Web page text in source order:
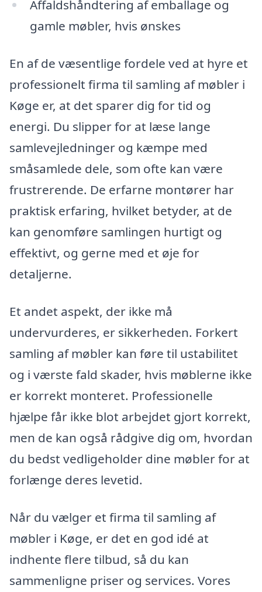
Affaldshåndtering af emballage og
gamle møbler, hvis ønskes
En af de væsentlige fordele ved at hyre et
professionelt firma til samling af møbler i
Køge er, at det sparer dig for tid og
energi. Du slipper for at læse lange
samlevejledninger og kæmpe med
småsamlede dele, som ofte kan være
frustrerende. De erfarne montører har
praktisk erfaring, hvilket betyder, at de
kan genomføre samlingen hurtigt og
effektivt, og gerne med et øje for
detaljerne.
Et andet aspekt, der ikke må
undervurderes, er sikkerheden. Forkert
samling af møbler kan føre til ustabilitet
og i værste fald skader, hvis møblerne ikke
er korrekt monteret. Professionelle
hjælpe får ikke blot arbejdet gjort korrekt,
men de kan også rådgive dig om, hvordan
du bedst vedligeholder dine møbler for at
forlænge deres levetid.
Når du vælger et firma til samling af
møbler i Køge, er det en god idé at
indhente flere tilbud, så du kan
sammenligne priser og services. Vores